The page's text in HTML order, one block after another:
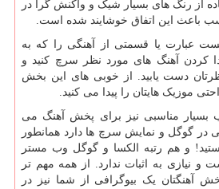
از رنگ های بسیار شیک و واکنش گرا در
باعث این اتفاق خوشایند شده است.
عبارت یا قسمتی از آهنگی را که به
کردن آهنگ های مورد نظر سرچ کنید و
دست یابید. از خوبی های این بخش
موزیک هایتان را پیدا می کنید.
بسیار مناسبی نیز برای پخش آهنگ می
در گوگل و نمایش سرچ ها دارد همانطور
و هم رتبه الکسا و گوگل وب مستر
نیازی به اثبات ندارد. از همه مهم تر
آهنگتان یک بیوگرافی از شما نیز در